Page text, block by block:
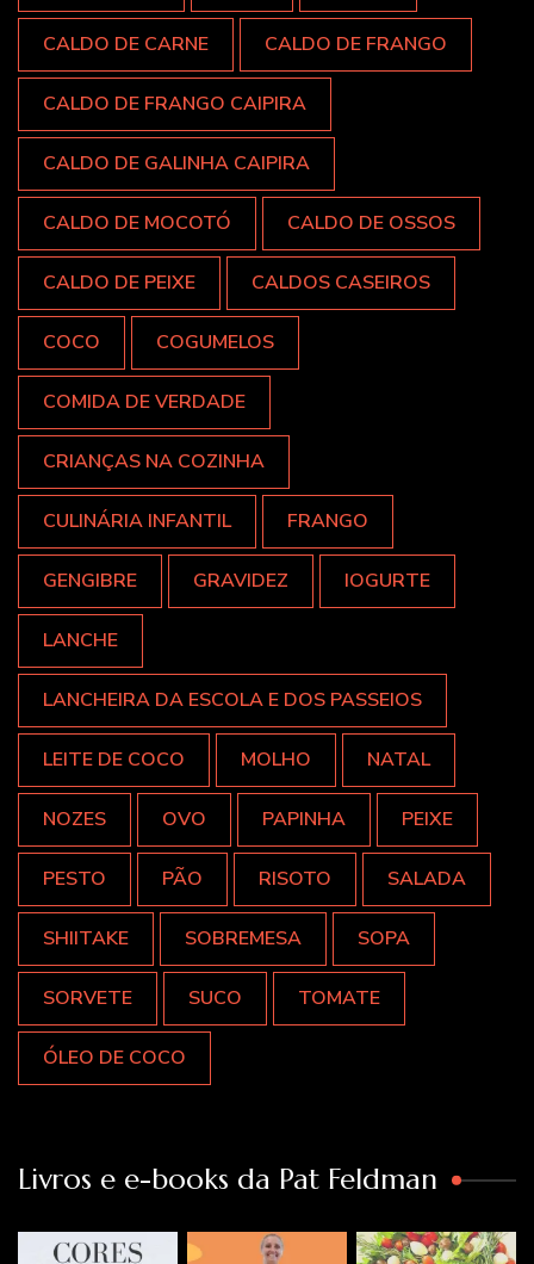
CALDO DE CARNE CALDO DE FRANGO
CALDO DE FRANGO CAIPIRA
CALDO DE GALINHA CAIPIRA
CALDO DE MOCOTÓ CALDO DE OSSOS
CALDO DE PEIXE CALDOS CASEIROS
COCO COGUMELOS
COMIDA DE VERDADE
CRIANÇAS NA COZINHA
CULINÁRIA INFANTIL FRANGO
GENGIBRE GRAVIDEZ IOGURTE
LANCHE
LANCHEIRA DA ESCOLA E DOS PASSEIOS
LEITE DE COCO MOLHO NATAL
NOZES OVO PAPINHA PEIXE
PESTO PÃO RISOTO SALADA
SHIITAKE SOBREMESA SOPA
SORVETE SUCO TOMATE
ÓLEO DE COCO
Livros e e-books da Pat Feldman